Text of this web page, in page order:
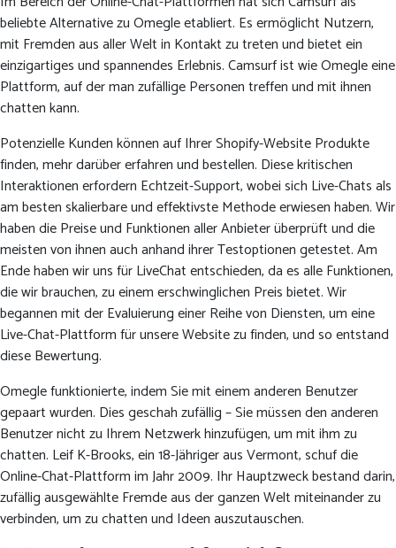
beliebte Alternative zu Omegle etabliert. Es ermöglicht Nutzern,
mit Fremden aus aller Welt in Kontakt zu treten und bietet ein
einzigartiges und spannendes Erlebnis. Camsurf ist wie Omegle eine
Plattform, auf der man zufällige Personen treffen und mit ihnen
chatten kann.
Potenzielle Kunden können auf Ihrer Shopify-Website Produkte
finden, mehr darüber erfahren und bestellen. Diese kritischen
Interaktionen erfordern Echtzeit-Support, wobei sich Live-Chats als
am besten skalierbare und effektivste Methode erwiesen haben. Wir
haben die Preise und Funktionen aller Anbieter überprüft und die
meisten von ihnen auch anhand ihrer Testoptionen getestet. Am
Ende haben wir uns für LiveChat entschieden, da es alle Funktionen,
die wir brauchen, zu einem erschwinglichen Preis bietet. Wir
begannen mit der Evaluierung einer Reihe von Diensten, um eine
Live-Chat-Plattform für unsere Website zu finden, und so entstand
diese Bewertung.
Omegle funktionierte, indem Sie mit einem anderen Benutzer
gepaart wurden. Dies geschah zufällig – Sie müssen den anderen
Benutzer nicht zu Ihrem Netzwerk hinzufügen, um mit ihm zu
chatten. Leif K-Brooks, ein 18-Jähriger aus Vermont, schuf die
Online-Chat-Plattform im Jahr 2009. Ihr Hauptzweck bestand darin,
zufällig ausgewählte Fremde aus der ganzen Welt miteinander zu
verbinden, um zu chatten und Ideen auszutauschen.